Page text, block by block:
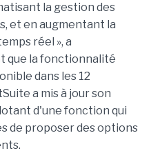
la gestion des
et en augmentant la
réel », a
que la fonctionnalité
dans les 12
a mis à jour son
d'une fonction qui
de proposer des options